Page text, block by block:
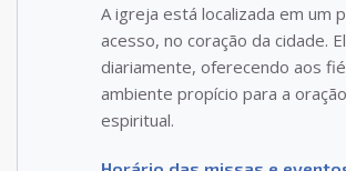
A igreja está localizada em um
acesso, no coração da cidade.
diariamente, oferecendo aos
ambiente propício para a
espiritual.